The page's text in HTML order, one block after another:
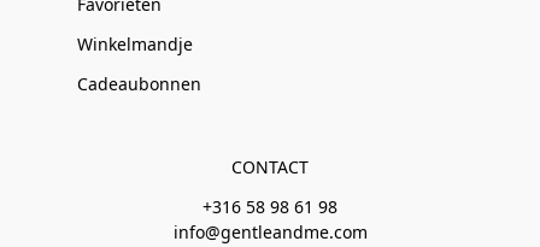
Winkelmandje
Cadeaubonnen
CONTACT
+316 58 98 61 98
info@gentleandme.com